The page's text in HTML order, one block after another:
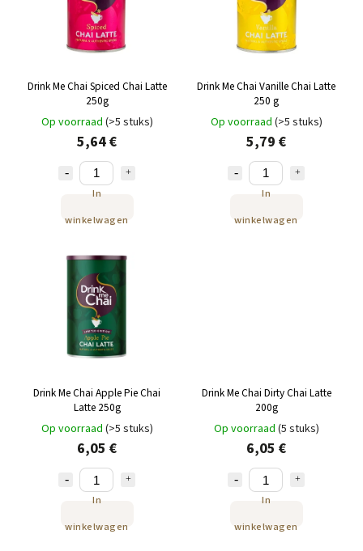
Drink Me Chai Spiced Chai Latte
250g
Op voorraad (>5 stuks)
5,64 €
In
winkelwagen
Drink Me Chai Vanille Chai Latte
250 g
Op voorraad (>5 stuks)
5,79 €
In
winkelwagen
Drink Me Chai Apple Pie Chai
Latte 250g
Op voorraad (>5 stuks)
6,05 €
In
winkelwagen
Drink Me Chai Dirty Chai Latte
200g
Op voorraad (5 stuks)
6,05 €
In
winkelwagen